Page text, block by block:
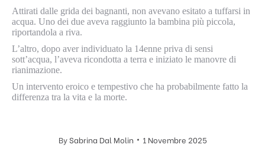
Attirati dalle grida dei bagnanti, non avevano esitato a tuffarsi in
acqua. Uno dei due aveva raggiunto la bambina più piccola,
riportandola a riva.
L’altro, dopo aver individuato la 14enne priva di sensi
sott’acqua, l’aveva ricondotta a terra e iniziato le manovre di
rianimazione.
Un intervento eroico e tempestivo che ha probabilmente fatto la
differenza tra la vita e la morte.
BySabrina Dal Molin 1 Novembre 2025